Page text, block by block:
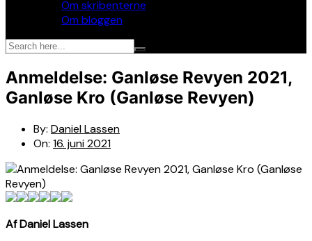
Om skribenterne
Om bloggen
Anmeldelse: Ganløse Revyen 2021,
Ganløse Kro (Ganløse Revyen)
By: Daniel Lassen
On: 16. juni 2021
Af Daniel Lassen